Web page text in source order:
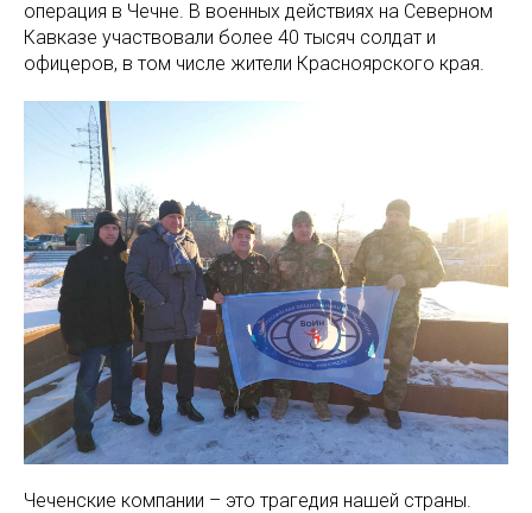
операция в Чечне. В военных действиях на Северном
Кавказе участвовали более 40 тысяч солдат и
офицеров, в том числе жители Красноярского края.
Чеченские компании – это трагедия нашей страны.